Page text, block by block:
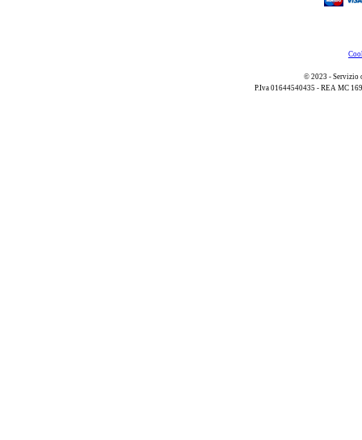
© 2023 - Servizio
P.Iva 01644540435 - REA MC